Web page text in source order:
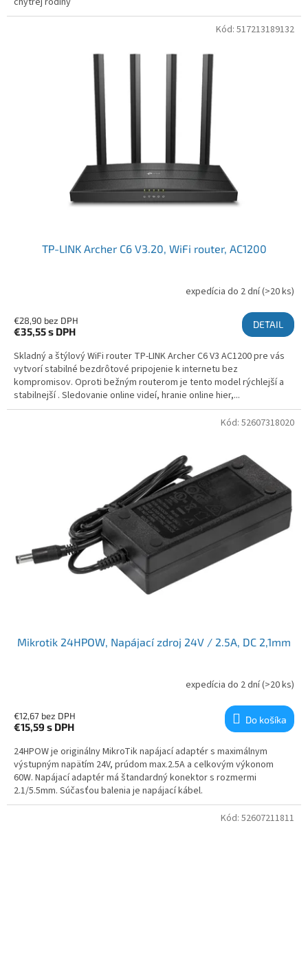
TP-LINK Archer C6 V3.20, WiFi router, AC1200
Priemerné hodnotenie produktu je 5,0 z 5 hviezdičiek.
expedícia do 2 dní(>20 ks)
€28,90 bez DPH
€35,55s DPH
DETAIL
Skladný a štýlový WiFi router TP-LINK Archer C6 V3 AC1200 pre vás
vytvorí stabilné bezdrôtové pripojenie k internetu bez
kompromisov. Oproti bežným routerom je tento model rýchlejší a
stabilnejší . Sledovanie online videí, hranie online hier,...
Kód: 517213189132
Mikrotik 24HPOW, Napájací zdroj 24V / 2.5A, DC 2,1mm
expedícia do 2 dní(>20 ks)
€12,67 bez DPH
€15,59 s DPH
Do košíka
24HPOW je originálny MikroTik napájací adaptér s maximálnym
výstupným napätím 24V, prúdom max.2.5A a celkovým výkonom
60W. Napájací adaptér má štandardný konektor s rozmermi
2.1/5.5mm. Súčasťou balenia je napájací kábel.
Kód: 52607318020
Kód: 52607211811